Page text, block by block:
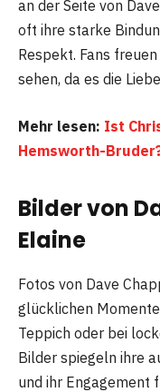
an der Seite von
oft ihre starke
Respekt. Fans
sehen, da es die
Mehr lesen: Ist
Hemsworth-
Bilder von
Elaine
Fotos von Dave
glücklichen
Teppich oder bei
Bilder spiegeln ihre
und ihr Engagement